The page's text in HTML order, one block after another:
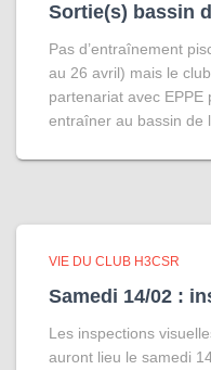
Sortie(s) bassin
Pas d’entraînement
au 26 avril) mais le
partenariat avec
entraîner au bassin de
VIE DU CLUB H3CSR
Samedi 14/02 :
Les inspections
auront lieu le samedi